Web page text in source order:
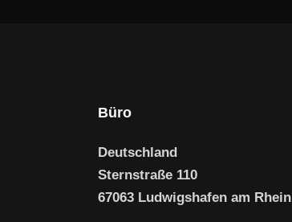
Büro
Deutschland
Sternstraße 110
67063 Ludwigshafen am Rhein